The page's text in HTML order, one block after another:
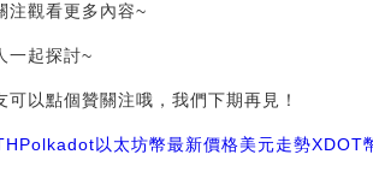
注觀看更多內容~
一起探討~
以點個贊關注哦，我們下期再見！
Polkadot以太坊幣最新價格美元走勢XDOT